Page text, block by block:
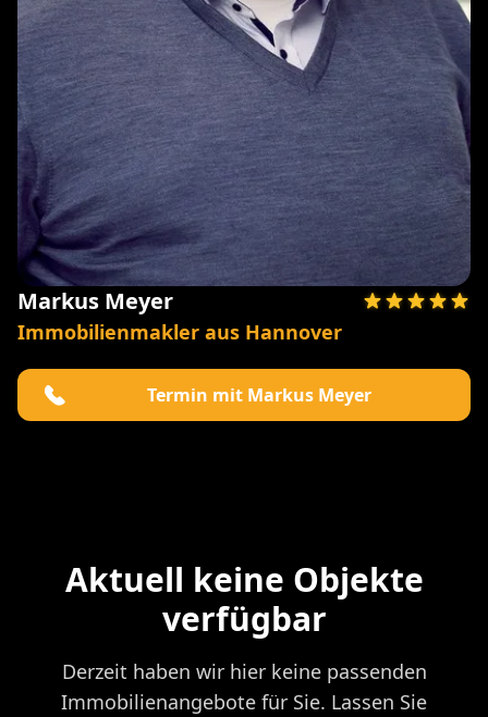
Markus Meyer
Immobilienmakler aus Hannover
Termin mit Markus Meyer
Aktuell keine Objekte
verfügbar
Derzeit haben wir hier keine passenden
Immobilienangebote für Sie. Lassen Sie